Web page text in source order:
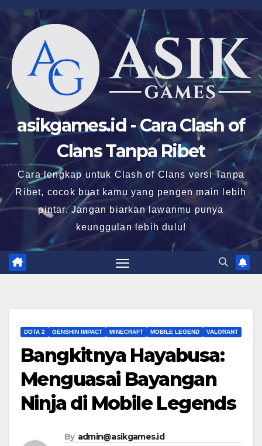
content
asikgames.id - Cara Clash of
Clans Tanpa Ribet
Cara lengkap untuk Clash of Clans versi Tanpa
Ribet, cocok buat kamu yang pengen main lebih
pintar. Jangan biarkan lawanmu punya
keunggulan lebih dulu!
DOTA 2 GENSHIN IMPACT MINECRAFT MOBILE LEGEND VALORANT
Bangkitnya Hayabusa:
Menguasai Bayangan
Ninja di Mobile Legends
By admin@asikgames.id